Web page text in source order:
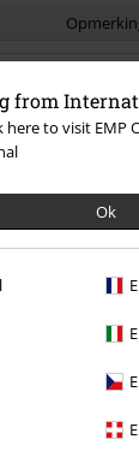
from
here to visit
Ok
Sietse W.
5 Recensies
hol is en